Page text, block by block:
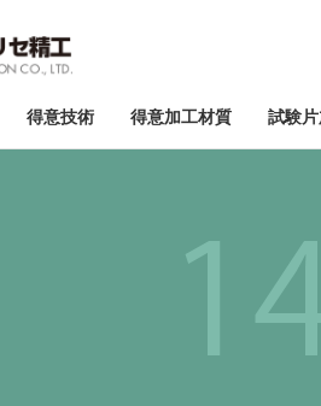
得意技術 得意加工材質 試験